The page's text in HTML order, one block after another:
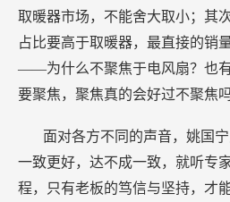
取暖器市场，不能舍大取小；其
占比要高于取暖器，最直接的销
——为什么不聚焦于电风扇？也
要聚焦，聚焦真的会好过不聚焦吗
面对各方不同的声音，姚国
一致更好，达不成一致，就听专
程，只有老板的笃信与坚持，才